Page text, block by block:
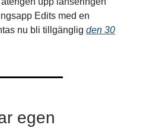
Edits med en
nu bli tillgänglig den 30
egen